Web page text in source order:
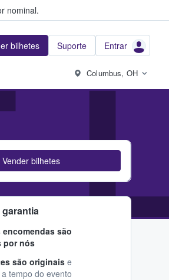
nominal.
bilhetes Suporte Entrar
Columbus, OH
Vender bilhetes
garantia
encomendas são
por nós
são originais e
tempo do evento